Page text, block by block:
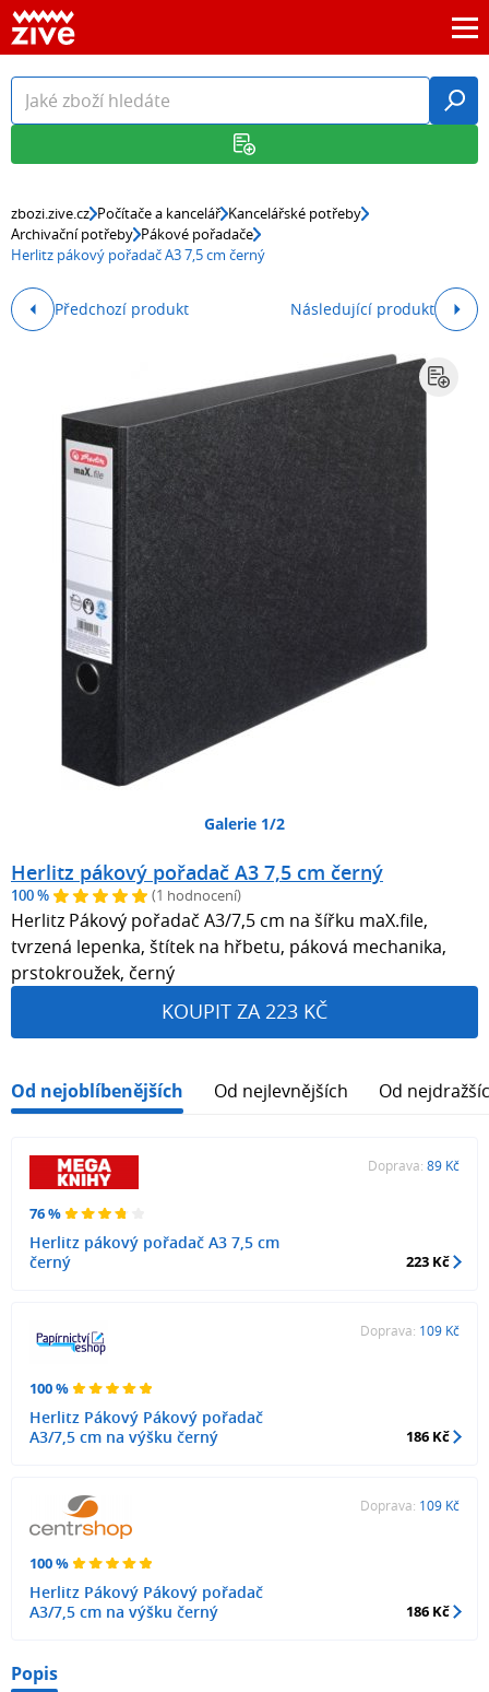
zbozi.zive.cz Počítače a kancelář Kancelářské potřeby
Archivační potřeby Pákové pořadače
Herlitz pákový pořadač A3 7,5 cm černý
Předchozí produkt Následující produkt
Galerie 1/2
Herlitz pákový pořadač A3 7,5 cm černý
100 % (1 hodnocení)
Herlitz Pákový pořadač A3/7,5 cm na šířku maX.file,
tvrzená lepenka, štítek na hřbetu, páková mechanika,
prstokroužek, černý
KOUPIT ZA 223 KČ
Od nejoblíbenějších Od nejlevnějších Od
76 %
Herlitz pákový pořadač A3 7,5 cm
černý
Doprava: 89 Kč
223 Kč
100 %
Herlitz Pákový Pákový pořadač
A3/7,5 cm na výšku černý
Doprava: 109 Kč
186 Kč
100 %
Herlitz Pákový Pákový pořadač
A3/7,5 cm na výšku černý
Doprava: 109 Kč
186 Kč
Popis